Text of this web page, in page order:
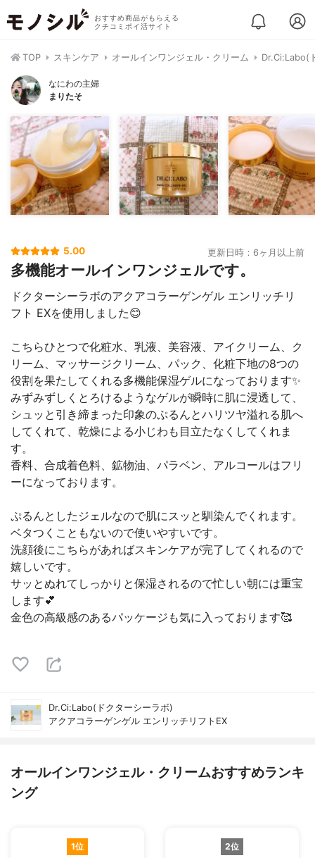
おすすめ商品がもらえる
クチコミポイ活サイト
TOP スキンケア オールインワンジェル・クリーム Dr.Ci:Labo(
なにわの主婦
まりたそ
5.00 更新日時：6ヶ月以上前
多機能オールインワンジェルです。
ドクターシーラボのアクアコラーゲンゲル エンリッチリ
フト EXを使用しました😊
こちらひとつで化粧水、乳液、美容液、アイクリーム、ク
リーム、マッサージクリーム、パック、化粧下地の8つの
役割を果たしてくれる多機能保湿ゲルになっております✨
みずみずしくとろけるようなゲルが瞬時に肌に浸透して、
シュッと引き締まった印象のぷるんとハリツヤ溢れる肌へ
してくれて、乾燥による小じわも目立たなくしてくれま
す。
香料、合成着色料、鉱物油、パラベン、アルコールはフリ
ーになっております。
ぷるんとしたジェルなので肌にスッと馴染んでくれます。
ベタつくこともないので使いやすいです。
洗顔後にこちらがあればスキンケアが完了してくれるので
嬉しいです。
サッとぬれてしっかりと保湿されるので忙しい朝には重宝
します💕
金色の高級感のあるパッケージも気に入っております🥰
Dr.Ci:Labo(ドクターシーラボ)
アクアコラーゲンゲル エンリッチリフトEX
オールインワンジェル・クリームおすすめランキ
ング
1位 2位